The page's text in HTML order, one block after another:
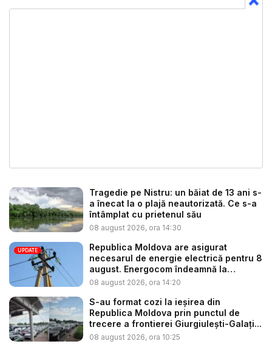
Tragedie pe Nistru: un băiat de 13 ani s-
a înecat la o plajă neautorizată. Ce s-a
întâmplat cu prietenul său
08 august 2026, ora 14:30
UPDATE
Republica Moldova are asigurat
necesarul de energie electrică pentru 8
august. Energocom îndeamnă la
consu...
08 august 2026, ora 14:20
S-au format cozi la ieșirea din
Republica Moldova prin punctul de
trecere a frontierei Giurgiulești-Galați...
08 august 2026, ora 10:25